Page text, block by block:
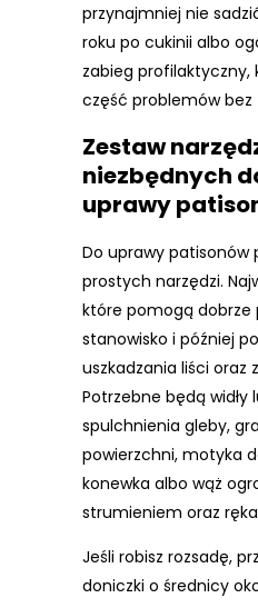
przynajmniej nie
roku po cukinii albo
zabieg profilaktyczny,
część problemów bez
Zestaw
niezbędnych
uprawy
Do uprawy patisonów
prostych narzędzi.
które pomogą dobrze
stanowisko i później
uszkadzania liści oraz
Potrzebne będą widły
spulchnienia gleby,
powierzchni, motyka
konewka albo wąż
strumieniem oraz
Jeśli robisz rozsadę,
doniczki o średnicy